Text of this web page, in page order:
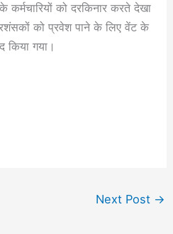
को दरकिनार करते देखा
को प्रवेश पाने के लिए वेंट के
किया गया।
Next Post →